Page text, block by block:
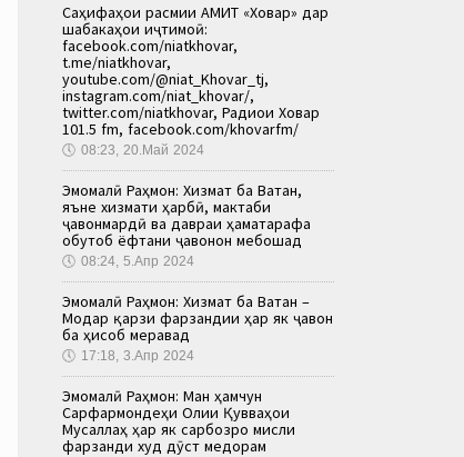
Саҳифаҳои расмии АМИТ «Ховар» дар
шабакаҳои иҷтимоӣ:
facebook.com/niatkhovar,
t.me/niatkhovar,
youtube.com/@niat_Khovar_tj,
instagram.com/niat_khovar/,
twitter.com/niatkhovar, Радиои Ховар
101.5 fm, facebook.com/khovarfm/
🕔 08:23, 20.Май 2024
Эмомалӣ Раҳмон: Хизмат ба Ватан,
яъне хизмати ҳарбӣ, мактаби
ҷавонмардӣ ва давраи ҳаматарафа
обутоб ёфтани ҷавонон мебошад
🕔 08:24, 5.Апр 2024
Эмомалӣ Раҳмон: Хизмат ба Ватан –
Модар қарзи фарзандии ҳар як ҷавон
ба ҳисоб меравад
🕔 17:18, 3.Апр 2024
Эмомалӣ Раҳмон: Ман ҳамчун
Сарфармондеҳи Олии Қувваҳои
Мусаллаҳ ҳар як сарбозро мисли
фарзанди худ дӯст медорам